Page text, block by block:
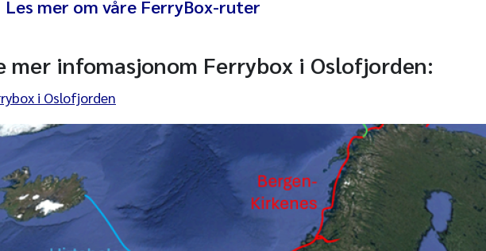
Les mer om våre FerryBox-ruter
mer infomasjonom Ferrybox i Oslofjorden:
i Oslofjorden